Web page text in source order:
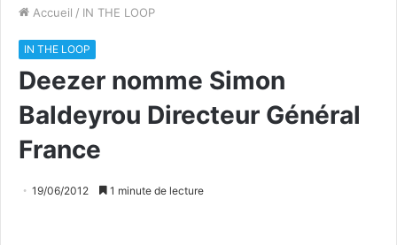
Accueil / IN THE LOOP
IN THE LOOP
Deezer nomme Simon
Baldeyrou Directeur Général
France
19/06/2012 1 minute de lecture